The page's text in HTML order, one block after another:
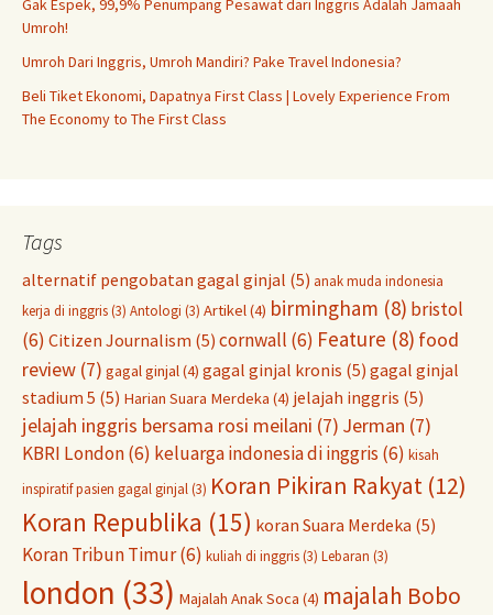
Gak Espek, 99,9% Penumpang Pesawat dari Inggris Adalah Jamaah
Umroh!
Umroh Dari Inggris, Umroh Mandiri? Pake Travel Indonesia?
Beli Tiket Ekonomi, Dapatnya First Class | Lovely Experience From
The Economy to The First Class
Tags
alternatif pengobatan gagal ginjal (5) anak muda indonesia
kerja di inggris(3) Antologi (3) Artikel(4) birmingham (8) bristol
(6) Citizen Journalism (5) cornwall (6) Feature (8) food
review (7) gagal ginjal(4) gagal ginjal kronis (5) gagal ginjal
stadium 5 (5) Harian Suara Merdeka (4) jelajah inggris (5)
jelajah inggris bersama rosi meilani (7) Jerman (7)
KBRI London(6) keluarga indonesia di inggris(6) kisah
inspiratif pasien gagal ginjal (3) Koran Pikiran Rakyat (12)
Koran Republika (15) koran Suara Merdeka (5)
Koran Tribun Timur(6) kuliah di inggris(3) Lebaran (3)
london (33) Majalah Anak Soca (4) majalah Bobo